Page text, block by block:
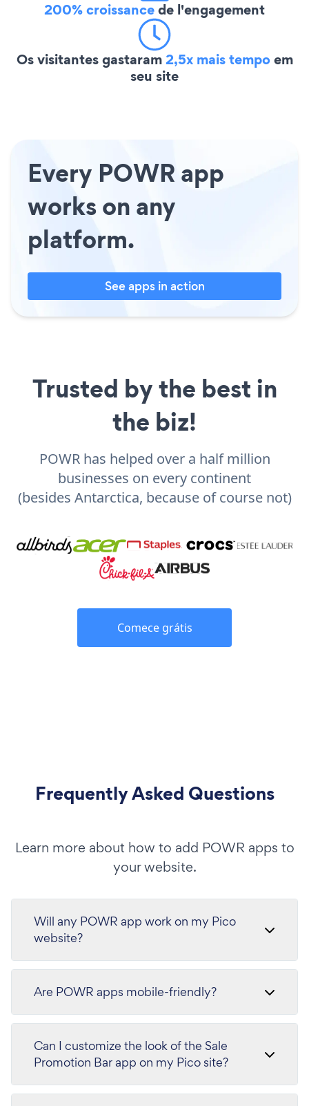
200% croissancede l'engagement
Os visitantes gastaram2,5x mais tempoem
seu site
Every POWR app
works on any
platform.
See apps in action
Trusted by the best in
the biz!
POWR has helped over a half million
businesses on every continent
(besides Antarctica, because of course not)
Comece grátis
Frequently Asked Questions
Learn more about how to add POWR apps to
your website.
Will any POWR app work on my Pico
website?
Are POWR apps mobile-friendly?
Can I customize the look of the Sale
Promotion Bar app on my Pico site?